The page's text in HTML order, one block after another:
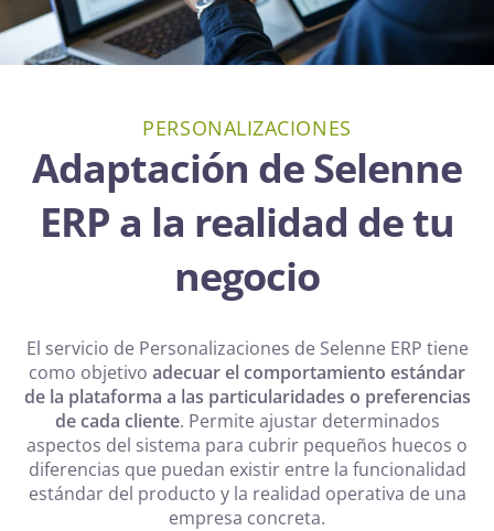
PERSONALIZACIONES
Adaptación de Selenne
ERP a la realidad de tu
negocio
El servicio de Personalizaciones de Selenne ERP tiene
como objetivo adecuar el comportamiento estándar
de la plataforma a las particularidades o preferencias
de cada cliente. Permite ajustar determinados
aspectos del sistema para cubrir pequeños huecos o
diferencias que puedan existir entre la funcionalidad
estándar del producto y la realidad operativa de una
empresa concreta.